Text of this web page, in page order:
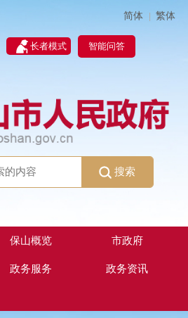
简体 | 繁体
长者模式 智能问答
搜索
保山概览 市政府
政务服务 政务资讯